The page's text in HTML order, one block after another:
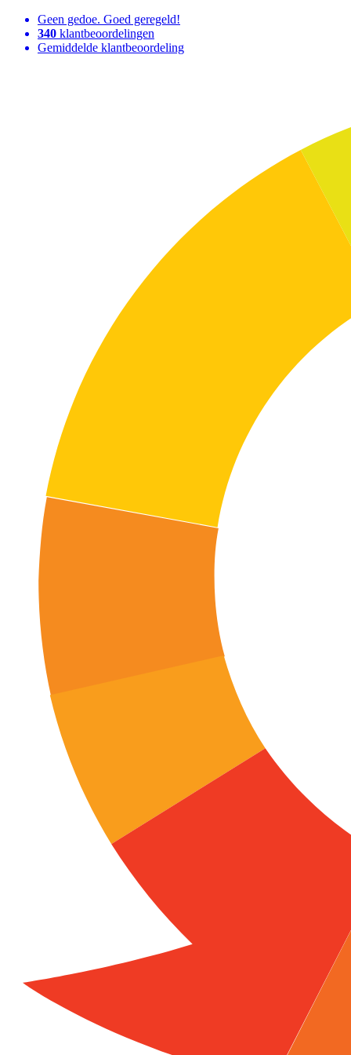
Geen gedoe. Goed geregeld!
340 klantbeoordelingen
Gemiddelde klantbeoordeling